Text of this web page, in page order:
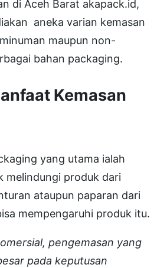
di Aceh Barat akapack.id,
aneka varian kemasan
maupun non-
bahan packaging.
Kemasan
yang utama ialah
melindungi produk dari
ataupun paparan dari
mempengaruhi produk itu.
pengemasan yang
pada keputusan